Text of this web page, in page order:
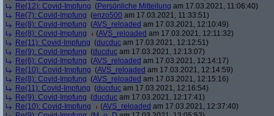
Re(12): Covid-Impfung (Persönliche Mitteilung am 17.03.2021, 11:06:40)
Re(7): Covid-Impfung (enzo500 am 17.03.2021, 11:33:51)
Re(8): Covid-Impfung (AVS_reloaded am 17.03.2021, 12:10:49)
Re(8): Covid-Impfung
(AVS_reloaded am 17.03.2021, 12:11:32)
Re(11): Covid-Impfung (ducduc am 17.03.2021, 12:12:51)
Re(9): Covid-Impfung (ducduc am 17.03.2021, 12:13:07)
Re(6): Covid-Impfung (AVS_reloaded am 17.03.2021, 12:14:17)
Re(10): Covid-Impfung (AVS_reloaded am 17.03.2021, 12:14:59)
Re(8): Covid-Impfung (AVS_reloaded am 17.03.2021, 12:15:16)
Re(11): Covid-Impfung (ducduc am 17.03.2021, 12:16:54)
Re(9): Covid-Impfung (ducduc am 17.03.2021, 12:17:41)
Re(10): Covid-Impfung
(AVS_reloaded am 17.03.2021, 12:37:40)